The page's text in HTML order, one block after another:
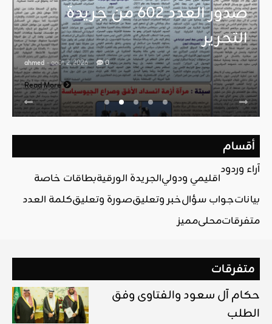
صدور العدد 602 من جريدة
التحرير
ahmed - août 2, 2026 0
Read More
أقسام
آراء وردود
اقليمي ودوليالجريدة الورقيةبطاقات خاصة
بياناتجواب سؤالخبر وتعليقصورة وتعليقكلمة العدد
متفرقاتمحليمميز
متفرقات
حكام آل سعود والفتاوى وفق
الطلب